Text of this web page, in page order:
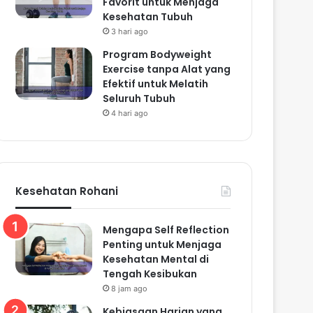
Kesehatan Tubuh
3 hari ago
Program Bodyweight
Exercise tanpa Alat yang
Efektif untuk Melatih
Seluruh Tubuh
4 hari ago
Kesehatan Rohani
Mengapa Self Reflection
Penting untuk Menjaga
Kesehatan Mental di
Tengah Kesibukan
8 jam ago